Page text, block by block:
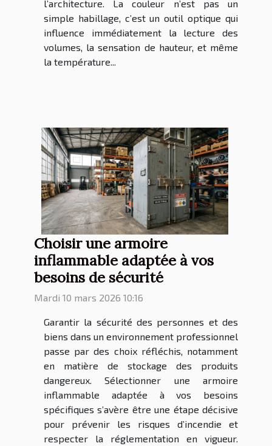
l’architecture. La couleur n’est pas un
simple habillage, c’est un outil optique qui
influence immédiatement la lecture des
volumes, la sensation de hauteur, et même
la température...
Choisir une armoire
inflammable adaptée à vos
besoins de sécurité
Mardi 10 mars 2026 10:16
Garantir la sécurité des personnes et des
biens dans un environnement professionnel
passe par des choix réfléchis, notamment
en matière de stockage des produits
dangereux. Sélectionner une armoire
inflammable adaptée à vos besoins
spécifiques s’avère être une étape décisive
pour prévenir les risques d’incendie et
respecter la réglementation en vigueur.